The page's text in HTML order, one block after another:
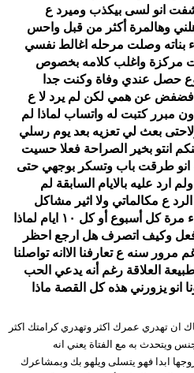
انو لسى بيكذب وميرد ع
وهالمرة أكثر من قبل واحس
بناته وصلت مرحله اغالط نفسي
مركزة واغلب كلامه بخصوص
حصل عندي وفاة وكنت جدا
عن همي لكن لم يرد لا ع
مبرر كتبت له واتساب لماذا لم
بعث لي تعزيه بعد يوم رسلي
انتو بخير الصراحة فعلا حسيت
طرقت باب وتسكر بوجهي حتى
ارد عليه بالايام السابقة لم
ع مكالماتي ولا اثير مشاكل
وفوضى واتصالات يمكن شيء مرة كل أسبوع أو كل ١٠ ايام لماذا
وكيف اتصرف هل ارجع احظر
مرور سنه ع تعارفنا الاانه تواصلنا
العلاقة رغم أنه يدعي الحب
انو يزورني هذه كل القصة ماذا
ان تهدري عمرك اكثر وتهدري كرامتك اكثر
ويتحدث به مع الفتاة يعني انه
ابدا فهو يتسلى ويلهو بك وبمشاعرك